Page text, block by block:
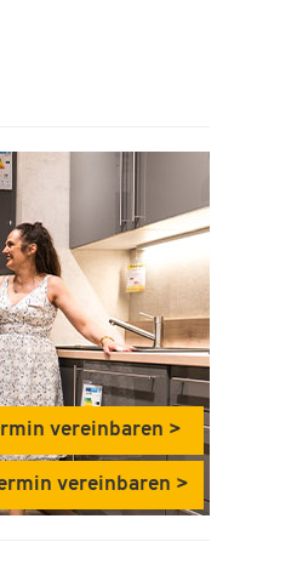
vereinbaren >
vereinbaren >